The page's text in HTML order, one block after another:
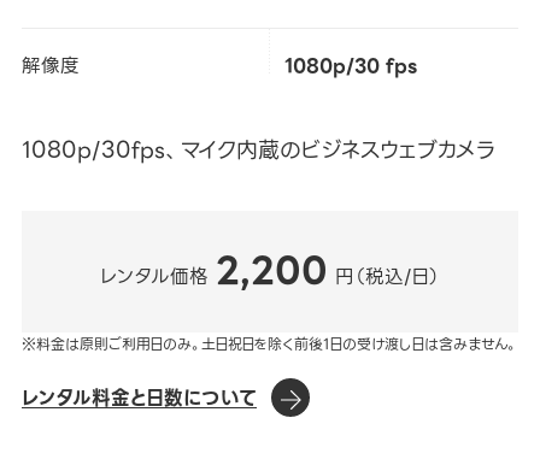
解像度 1080p/30 fps
1080p/30fps、マイク内蔵のビジネスウェブカメラ
レンタル価格 2,200 円（税込/日）
※料金は原則ご利用日のみ。土日祝日を除く前後1日の受け渡し日は含みません。
レンタル料金と日数について